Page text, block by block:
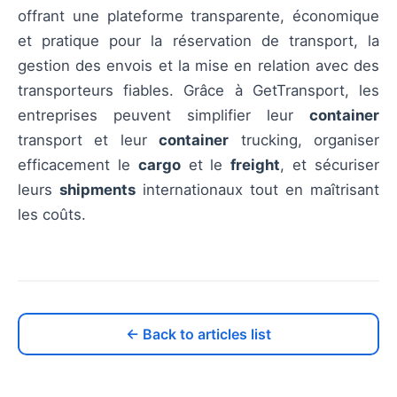
offrant une plateforme transparente, économique
et pratique pour la réservation de transport, la
gestion des envois et la mise en relation avec des
transporteurs fiables. Grâce à GetTransport, les
entreprises peuvent simplifier leur container
transport et leurcontainer trucking, organiser
efficacement le cargoet lefreight, et sécuriser
leurs shipments internationaux tout en maîtrisant
les coûts.
← Back to articles list